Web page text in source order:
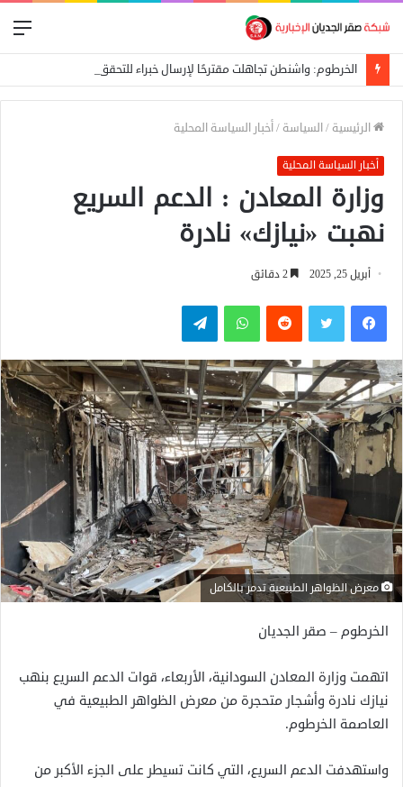
الرئيسية /السياسة /أخبار السياسة المحلية
أخبار السياسة المحلية
وزارة المعادن : الدعم السريع
نهبت «نيازك» نادرة
أبريل 25, 2025
فيسبوكتويتر واتساب تيلقرام
معرض الظواهر الطبيعية تدمر بالكامل
الخرطوم – صقر الجديان
اتهمت وزارة المعادن السودانية، الأربعاء، قوات الدعم السريع بنهب
نيازك نادرة وأشجار متحجرة من معرض الظواهر الطبيعية في
العاصمة الخرطوم.
واستهدفت الدعم السريع، التي كانت تسيطر على الجزء الأكبر من